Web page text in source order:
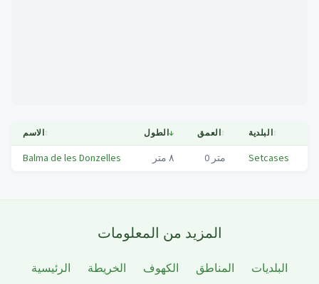
الاسم↕ الطول↓ العمق↕ البلدية↕
Balma de les Donzelles ٨ متر 0 متر Setcases
المزيد من المعلومات
الرئيسية الخريطة الكهوف المناطق البلديات